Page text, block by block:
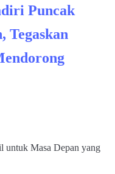
Puncak
Tegaskan